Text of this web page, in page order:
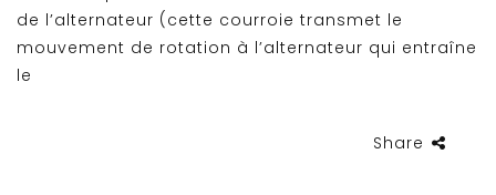
de l’alternateur (cette courroie transmet le
mouvement de rotation à l’alternateur qui entraîne
le
Share